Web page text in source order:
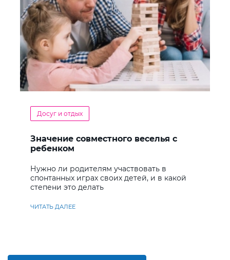
Досуг и отдых
Значение совместного веселья с
ребенком
Нужно ли родителям участвовать в
спонтанных играх своих детей, и в какой
степени это делать
ЧИТАТЬ ДАЛЕЕ